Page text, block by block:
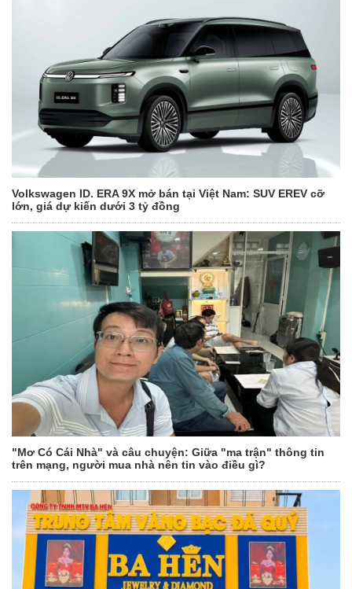
Volkswagen ID. ERA 9X mở bán tại Việt Nam: SUV EREV cỡ
lớn, giá dự kiến dưới 3 tỷ đồng
"Mơ Có Cái Nhà" và câu chuyện: Giữa "ma trận" thông tin
trên mạng, người mua nhà nên tin vào điều gì?